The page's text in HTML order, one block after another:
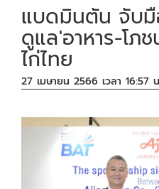
แบดมินตัน จับมือ
ดูแล'อาหาร-โภ
ไก่ไทย
27 เมษายน 2566 เวลา 16:57